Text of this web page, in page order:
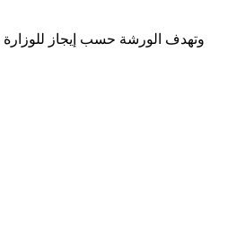
وتهدف الورشة حسب إيجاز للوزارة